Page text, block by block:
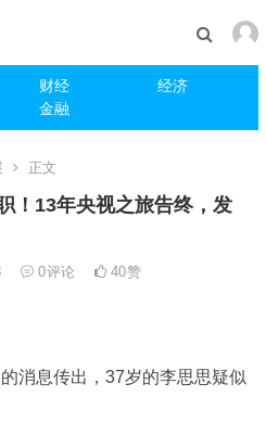
财经
经济
金融
正文
！13年央视之旅告终，发
0评论 40赞
消息传出，37岁的李思思疑似